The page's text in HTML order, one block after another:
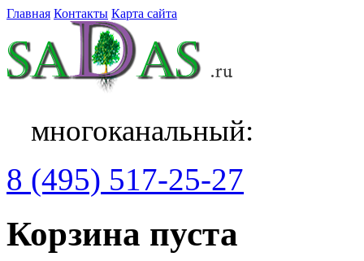
Главная Контакты Карта сайта
многоканальный:
8 (495) 517-25-27
Корзина пуста